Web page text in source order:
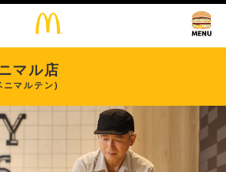
マル店
ニマルテン)